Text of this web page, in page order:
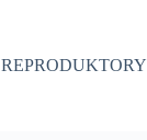
REPRODUKTORY